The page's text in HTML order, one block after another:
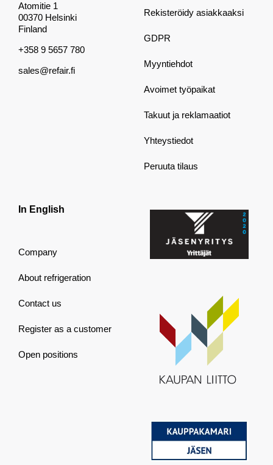
Atomitie 1
00370 Helsinki
Finland
+358 9 5657 780
sales@refair.fi
Rekisteröidy asiakkaaksi
GDPR
Myyntiehdot
Avoimet työpaikat
Takuut ja reklamaatiot
Yhteystiedot
Peruuta tilaus
In English
Company
About refrigeration
Contact us
Register as a customer
Open positions